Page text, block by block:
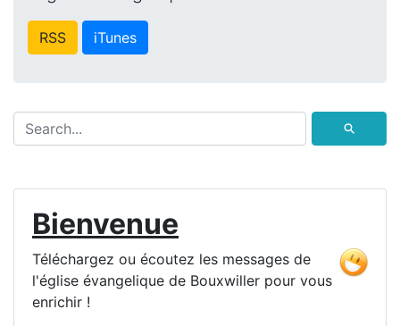
RSS iTunes
⚲
Bienvenue
Téléchargez ou écoutez les messages de
l'église évangelique de Bouxwiller pour vous
enrichir !